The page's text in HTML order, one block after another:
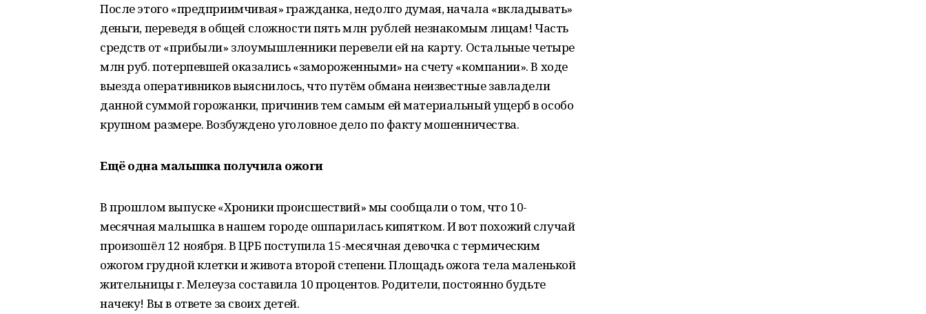
После этого «предприимчивая» гражданка, недолго думая, начала «вкладывать»
деньги, переведя в общей сложности пять млн рублей незнакомым лицам! Часть
средств от «прибыли» злоумышленники перевели ей на карту. Остальные четыре
млн руб. потерпевшей оказались «замороженными» на счету «компании». В ходе
выезда оперативников выяснилось, что путём обмана неизвестные завладели
данной суммой горожанки, причинив тем самым ей материальный ущерб в особо
крупном размере. Возбуждено уголовное дело по факту мошенничества.
Ещё одна малышка получила ожоги
В прошлом выпуске «Хроники происшествий» мы сообщали о том, что 10-
месячная малышка в нашем городе ошпарилась кипятком. И вот похожий случай
произошёл 12 ноября. В ЦРБ поступила 15-месячная девочка с термическим
ожогом грудной клетки и живота второй степени. Площадь ожога тела маленькой
жительницы г. Мелеуза составила 10 процентов. Родители, постоянно будьте
начеку! Вы в ответе за своих детей.